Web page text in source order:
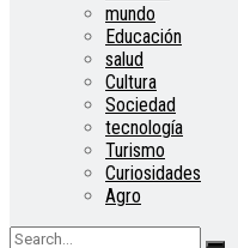
mundo
Educación
salud
Cultura
Sociedad
tecnología
Turismo
Curiosidades
Agro